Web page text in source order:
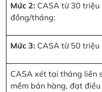
Mức 2: CASA từ 30
đồng/tháng:
Mức 3: CASA từ 50
CASA xét tại tháng liền
mềm bán hàng, đạt